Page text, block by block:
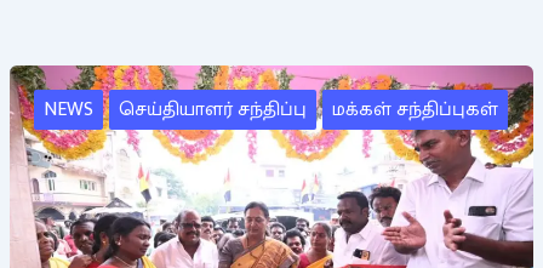
NEWS செய்தியாளர் சந்திப்பு மக்கள் சந்திப்புகள்